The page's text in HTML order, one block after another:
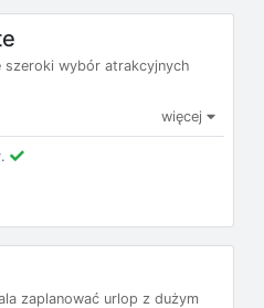
szeroki wybór atrakcyjnych
więcej
zaplanować urlop z dużym